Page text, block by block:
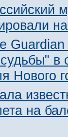
в
Нового
на